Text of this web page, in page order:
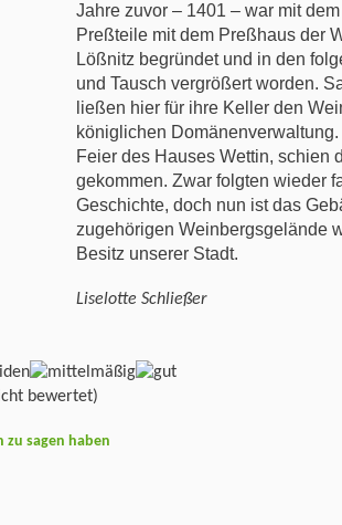
Jahre zuvor – 1401 – war mit
Preßteile mit dem Preßhaus der
Lößnitz begründet und in den
und Tausch vergrößert worden.
ließen hier für ihre Keller den
königlichen
Feier des Hauses Wettin, schien
gekommen. Zwar folgten wieder
Geschichte, doch nun ist das
zugehörigen Weinbergsgelände
Besitz unserer Stadt.
Liselotte Schließer
bewertet)
zu sagen haben